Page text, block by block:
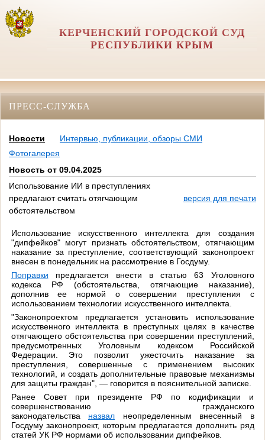
КЕРЧЕНСКИЙ ГОРОДСКОЙ СУД
РЕСПУБЛИКИ КРЫМ
ПРЕСС-СЛУЖБА
Новости
Интервью, публикации, обзоры СМИ
Фотогалерея
Новость от 09.04.2025
Использование ИИ в преступлениях
предлагают считать отягчающим
обстоятельством
версия для печати
Использование искусственного интеллекта для создания
"дипфейков" могут признать обстоятельством, отягчающим
наказание за преступление, соответствующий законопроект
внесен в понедельник на рассмотрение в Госдуму.
Поправки предлагается внести в статью 63 Уголовного
кодекса РФ (обстоятельства, отягчающие наказание),
дополнив ее нормой о совершении преступления с
использованием технологии искусственного интеллекта.
"Законопроектом предлагается установить использование
искусственного интеллекта в преступных целях в качестве
отягчающего обстоятельства при совершении преступлений,
предусмотренных Уголовным кодексом Российской
Федерации. Это позволит ужесточить наказание за
преступления, совершенные с применением высоких
технологий, и создать дополнительные правовые механизмы
для защиты граждан", — говорится в пояснительной записке.
Ранее Совет при президенте РФ по кодификации и
совершенствованию гражданского
законодательства назвал неопределенным внесенный в
Госдуму законопроект, которым предлагается дополнить ряд
статей УК РФ нормами об использовании дипфейков.